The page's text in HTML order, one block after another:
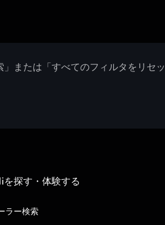
または「すべてのフィルタをリセ
探す・体験する
ラー検索